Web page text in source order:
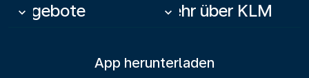
Angebote
keyboard_arrow_down Mehr über KLM
keyboard_arrow_down
App herunterladen